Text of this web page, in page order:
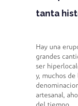
tanta
Hay una
grandes
ser
y, muchos
artesanal,